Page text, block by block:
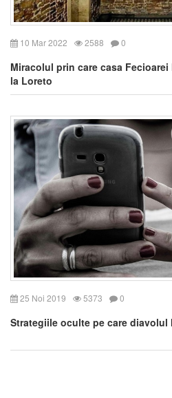
10 Mar 2022 2588 0
Miracolul prin care casa
la Loreto
25 Noi 2019 5373 0
Strategiile oculte pe care